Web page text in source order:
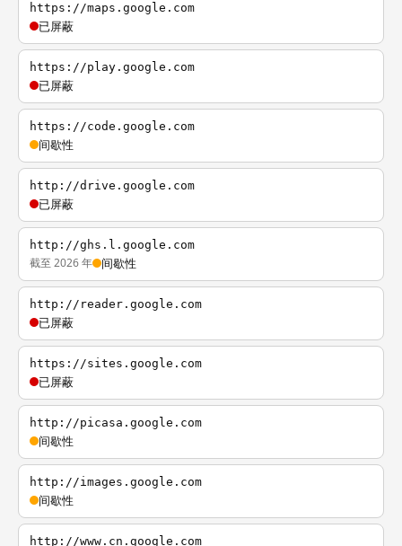
https://maps.google.com
已屏蔽
https://play.google.com
已屏蔽
https://code.google.com
间歇性
http://drive.google.com
已屏蔽
http://ghs.l.google.com
截至 2026 年 间歇性
http://reader.google.com
已屏蔽
https://sites.google.com
已屏蔽
http://picasa.google.com
间歇性
http://images.google.com
间歇性
http://www.cn.google.com